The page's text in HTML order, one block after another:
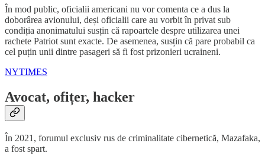
În mod public, oficialii americani nu vor comenta ce a dus la
doborârea avionului, deși oficialii care au vorbit în privat sub
condiția anonimatului susțin că rapoartele despre utilizarea unei
rachete Patriot sunt exacte. De asemenea, susțin că pare probabil ca
cel puțin unii dintre pasageri să fi fost prizonieri ucraineni.
NYTIMES
Avocat, ofițer, hacker
În 2021, forumul exclusiv rus de criminalitate cibernetică, Mazafaka,
a fost spart.